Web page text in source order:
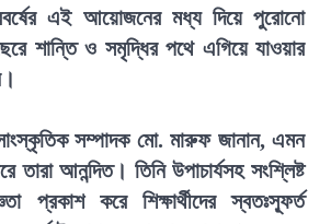
এই আয়োজনের মধ্য দিয়ে পুরোনো
শান্তি ও সমৃদ্ধির পথে এগিয়ে যাওয়ার
সম্পাদক মো. মারুফ জানান, এমন
আনন্দিত। তিনি উপাচার্যসহ সংশ্লিষ্ট
প্রকাশ করে শিক্ষার্থীদের স্বতঃস্ফূর্ত